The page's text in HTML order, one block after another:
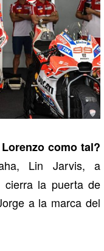
como tal?
Lin Jarvis, a
cierra la puerta de
a la marca del